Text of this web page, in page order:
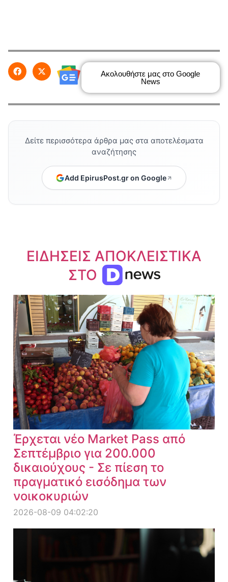
Ακολουθήστε μας στο Google
News
Δείτε περισσότερα άρθρα μας στα αποτελέσματα
αναζήτησης
Add EpirusPost.gr on Google
ΕΙΔΗΣΕΙΣ ΑΠΟΚΛΕΙΣΤΙΚΑ
ΣΤΟ
Έρχεται νέο Market Pass από
Σεπτέμβριο για 200.000
δικαιούχους - Σε πίεση το
πραγματικό εισόδημα των
νοικοκυριών
2026-08-09 04:02:20